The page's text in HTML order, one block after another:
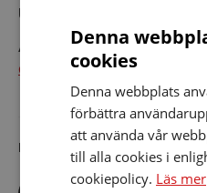
Utställare: Nina Hemingsson
Anmälan: tel 073 237 6315,
enkoping.habo@hrf.se
Dela artikeln i sociala medier
Dela
Dela
Denna
cookies
Denna webbplats
förbättra
att använda vår
till alla cookies i
cookiepolicy. Läs mer